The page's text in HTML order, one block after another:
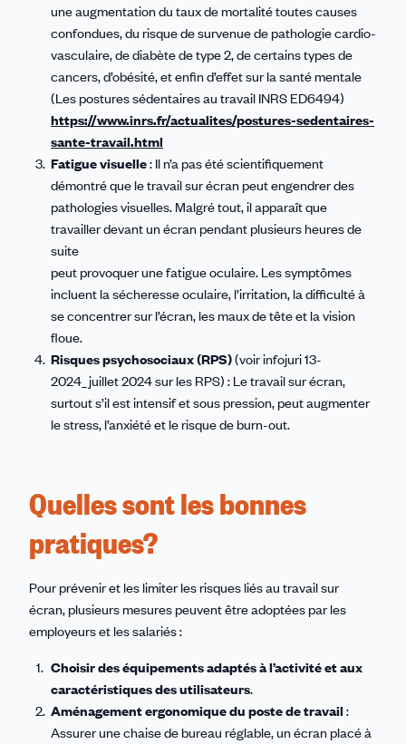
une augmentation du taux de mortalité toutes causes
confondues, du risque de survenue de pathologie cardio-
vasculaire, de diabète de type 2, de certains types de
cancers, d’obésité, et enfin d’effet sur la santé mentale
(Les postures sédentaires au travail INRS ED6494)
https://www.inrs.fr/actualites/postures-sedentaires-
sante-travail.html
Fatigue visuelle: Il n’a pas été scientifiquement
démontré que le travail sur écran peut engendrer des
pathologies visuelles. Malgré tout, il apparaît que
travailler devant un écran pendant plusieurs heures de
suite
peut provoquer une fatigue oculaire. Les symptômes
incluent la sécheresse oculaire, l’irritation, la difficulté à
se concentrer sur l’écran, les maux de tête et la vision
floue.
Risques psychosociaux (RPS)(voir infojuri 13-
2024_juillet 2024 sur les RPS) : Le travail sur écran,
surtout s’il est intensif et sous pression, peut augmenter
le stress, l’anxiété et le risque de burn-out.
Quelles sont les bonnes
pratiques?
Pour prévenir et les limiter les risques liés au travail sur
écran, plusieurs mesures peuvent être adoptées par les
employeurs et les salariés :
Choisir des équipements adaptés à l’activité et aux
caractéristiques des utilisateurs.
Aménagement ergonomique du poste de travail :
Assurer une chaise de bureau réglable, un écran placé à